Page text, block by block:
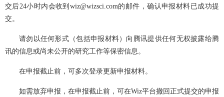
交后24小时内会收到wiz@wizsci.com的邮件，确认申报材料已成功提
交。
请勿以任何形式（包括申报材料）向腾讯提供任何无权披露给腾
讯的信息或尚未公开的研究工作等保密信息。
在申报截止前，可多次登录更新申报材料。
如需放弃申报，在申报截止前，可在Wiz平台撤回正式提交的申报